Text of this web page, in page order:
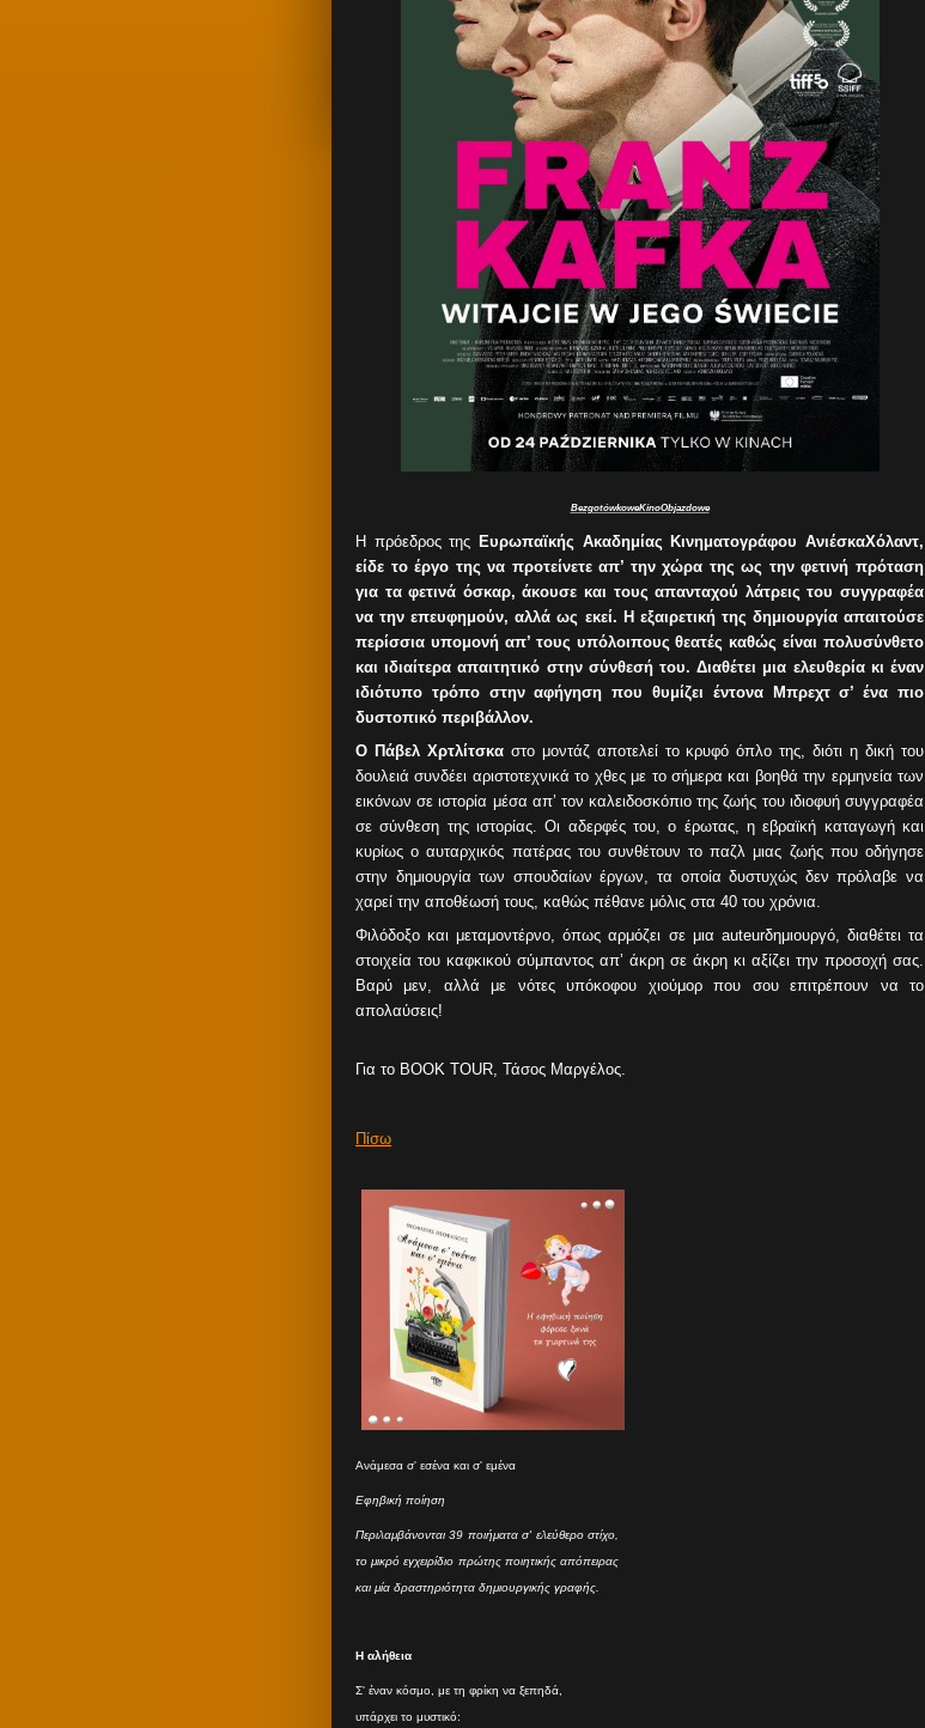
BezgotówkoweKinoObjazdowe
Η πρόεδρος της Ευρωπαϊκής Ακαδημίας Κινηματογράφου ΑνιέσκαΧόλαντ,
είδε το έργο της να προτείνετε απ’ την χώρα της ως την φετινή πρόταση
για τα φετινά όσκαρ, άκουσε και τους απανταχού λάτρεις του συγγραφέα
να την επευφημούν, αλλά ως εκεί. Η εξαιρετική της δημιουργία απαιτούσε
περίσσια υπομονή απ’ τους υπόλοιπους θεατές καθώς είναι πολυσύνθετο
και ιδιαίτερα απαιτητικό στην σύνθεσή του. Διαθέτει μια ελευθερία κι έναν
ιδιότυπο τρόπο στην αφήγηση που θυμίζει έντονα Μπρεχτ σ’ ένα πιο
δυστοπικό περιβάλλον.
Ο Πάβελ Χρτλίτσκα στο μοντάζ αποτελεί το κρυφό όπλο της, διότι η δική του
δουλειά συνδέει αριστοτεχνικά το χθες με το σήμερα και βοηθά την ερμηνεία των
εικόνων σε ιστορία μέσα απ’ τον καλειδοσκόπιο της ζωής του ιδιοφυή συγγραφέα
σε σύνθεση της ιστορίας. Οι αδερφές του, ο έρωτας, η εβραϊκή καταγωγή και
κυρίως ο αυταρχικός πατέρας του συνθέτουν το παζλ μιας ζωής που οδήγησε
στην δημιουργία των σπουδαίων έργων, τα οποία δυστυχώς δεν πρόλαβε να
χαρεί την αποθέωσή τους, καθώς πέθανε μόλις στα 40 του χρόνια.
Φιλόδοξο και μεταμοντέρνο, όπως αρμόζει σε μια auteurδημιουργό, διαθέτει τα
στοιχεία του καφκικού σύμπαντος απ’ άκρη σε άκρη κι αξίζει την προσοχή σας.
Βαρύ μεν, αλλά με νότες υπόκοφου χιούμορ που σου επιτρέπουν να το
απολαύσεις!
Για το BOOK TOUR, Τάσος Μαργέλος.
Πίσω
Ανάμεσα σ' εσένα και σ' εμένα
Εφηβική ποίηση
Περιλαμβάνονται 39 ποιήματα σ' ελεύθερο στίχο,
το μικρό εγχειρίδιο πρώτης ποιητικής απόπειρας
και μία δραστηριότητα δημιουργικής γραφής.
Η αλήθεια
Σ' έναν κόσμο, με τη φρίκη να ξεπηδά,
υπάρχει το μυστικό: